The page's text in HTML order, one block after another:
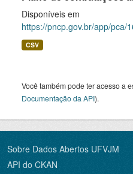
Disponíveis em
https://pncp.gov.br/app/pca/
CSV
Você também pode ter acesso a
Documentação da API).
Sobre Dados Abertos UFVJM
API do CKAN